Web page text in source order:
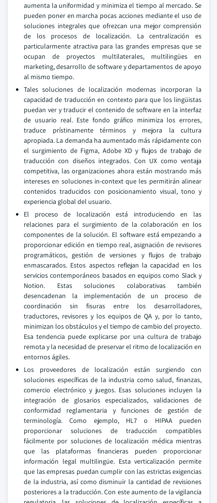
aumenta la uniformidad y minimiza el tiempo al mercado. Se
pueden poner en marcha pocas acciones mediante el uso de
soluciones integrales que ofrezcan una mejor comprensión
de los procesos de localización. La centralización es
particularmente atractiva para las grandes empresas que se
ocupan de proyectos multilaterales, multilingües en
marketing, desarrollo de software y departamentos de apoyo
al mismo tiempo.
Tales soluciones de localización modernas incorporan la
capacidad de traducción en contexto para que los lingüistas
puedan ver y traducir el contenido de software en la interfaz
de usuario real. Este fondo gráfico minimiza los errores,
traduce prístinamente términos y mejora la cultura
apropiada. La demanda ha aumentado más rápidamente con
el surgimiento de Figma, Adobe XD y flujos de trabajo de
traducción con diseños integrados. Con UX como ventaja
competitiva, las organizaciones ahora están mostrando más
intereses en soluciones in-context que les permitirán alinear
contenidos traducidos con posicionamiento visual, tono y
experiencia global del usuario.
El proceso de localización está introduciendo en las
relaciones para el surgimiento de la colaboración en los
componentes de la solución. El software está empezando a
proporcionar edición en tiempo real, asignación de revisores
programáticos, gestión de versiones y flujos de trabajo
enmascarados. Estos aspectos reflejan la capacidad en los
servicios contemporáneos basados en equipos como Slack y
Notion. Estas soluciones colaborativas también
desencadenan la implementación de un proceso de
coordinación sin fisuras entre los desarrolladores,
traductores, revisores y los equipos de QA y, por lo tanto,
minimizan los obstáculos y el tiempo de cambio del proyecto.
Esa tendencia puede explicarse por una cultura de trabajo
remota y la necesidad de preservar el ritmo de localización en
entornos ágiles.
Los proveedores de localización están surgiendo con
soluciones específicas de la industria como salud, finanzas,
comercio electrónico y juegos. Esas soluciones incluyen la
integración de glosarios especializados, validaciones de
conformidad reglamentaria y funciones de gestión de
terminología. Como ejemplo, HL7 o HIPAA pueden
proporcionar soluciones de traducción compatibles
fácilmente por soluciones de localización médica mientras
que las plataformas financieras pueden proporcionar
información legal multilingüe. Esta verticalización permite
que las empresas puedan cumplir con las estrictas exigencias
de la industria, así como disminuir la cantidad de revisiones
posteriores a la traducción. Con este aumento de la vigilancia